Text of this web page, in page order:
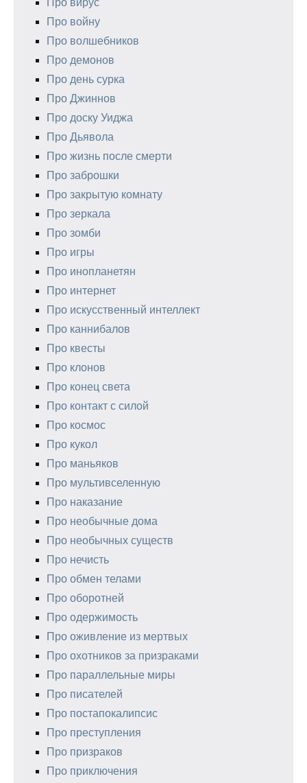
Про войну
Про волшебников
Про демонов
Про день сурка
Про Джиннов
Про доску Уиджа
Про Дьявола
Про жизнь после смерти
Про заброшки
Про закрытую комнату
Про зеркала
Про зомби
Про игры
Про инопланетян
Про интернет
Про искусственный интеллект
Про каннибалов
Про квесты
Про клонов
Про конец света
Про контакт с силой
Про космос
Про кукол
Про маньяков
Про мультивселенную
Про наказание
Про необычные дома
Про необычных существ
Про нечисть
Про обмен телами
Про оборотней
Про одержимость
Про оживление из мертвых
Про охотников за призраками
Про параллельные миры
Про писателей
Про постапокалипсис
Про преступления
Про призраков
Про приключения